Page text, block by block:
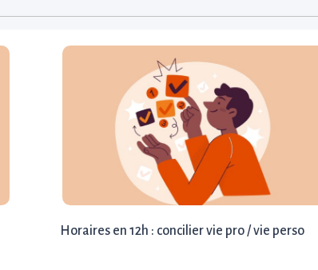
Horaires en 12h : concilier vie pro / vie perso